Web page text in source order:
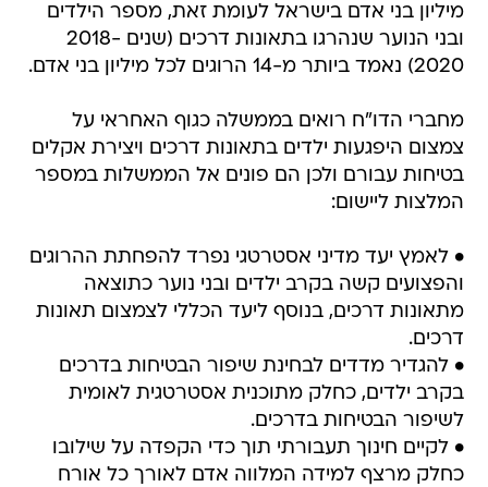
מיליון בני אדם בישראל לעומת זאת, מספר הילדים
ובני הנוער שנהרגו בתאונות דרכים (שנים 2018-
2020) נאמד ביותר מ-14 הרוגים לכל מיליון בני אדם.
מחברי הדו"ח רואים בממשלה כגוף האחראי על
צמצום היפגעות ילדים בתאונות דרכים ויצירת אקלים
בטיחות עבורם ולכן הם פונים אל הממשלות במספר
המלצות ליישום:
• לאמץ יעד מדיני אסטרטגי נפרד להפחתת ההרוגים
והפצועים קשה בקרב ילדים ובני נוער כתוצאה
מתאונות דרכים, בנוסף ליעד הכללי לצמצום תאונות
דרכים.
• להגדיר מדדים לבחינת שיפור הבטיחות בדרכים
בקרב ילדים, כחלק מתוכנית אסטרטגית לאומית
לשיפור הבטיחות בדרכים.
• לקיים חינוך תעבורתי תוך כדי הקפדה על שילובו
כחלק מרצף למידה המלווה אדם לאורך כל אורח